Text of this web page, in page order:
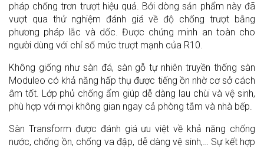
pháp chống trơn trượt hiệu quả. Bởi dòng sản phẩm này đã
vượt qua thử nghiệm đánh giá về độ chống trượt bằng
phương pháp lắc và dốc. Được chứng minh an toàn cho
người dùng với chỉ số mức trượt mạnh của R10.
Không giống như sàn đá, sàn gỗ tự nhiên truyền thống sàn
Moduleo có khả năng hấp thụ được tiếng ồn nhờ cơ sở cách
âm tốt. Lớp phủ chống ẩm giúp dễ dàng lau chùi và vệ sinh,
phù hợp với mọi không gian ngay cả phòng tắm và nhà bếp.
Sàn Transform được đánh giá ưu việt về khả năng chống
nước, chống ồn, chống va đập, dễ dàng vệ sinh,… Sự kết hợp